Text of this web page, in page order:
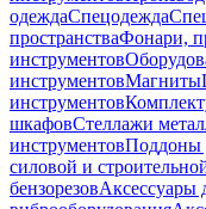
одеждаСпецодежда
пространстваФонари,
инструментов
инструментовМагниты
инструментов
шкафовСтеллажи
инструментовПоддоны
силовой и
бензорезовАксессуары